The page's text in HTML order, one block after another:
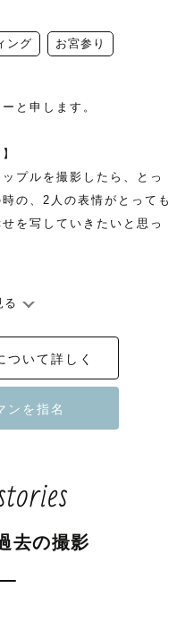
ング お宮参り
と申します。
プルを撮影したら、とっ
の、2人の表情がとっても
を写していきたいと思っ
子、ベンチで語り合う様
瞬を大切に切り取り、幸
す。無理なポージングは
れば気軽にお申し付けく
真、自然体の撮影を得意
です。カメラマンページ
る
ついて詳しく
去の撮影